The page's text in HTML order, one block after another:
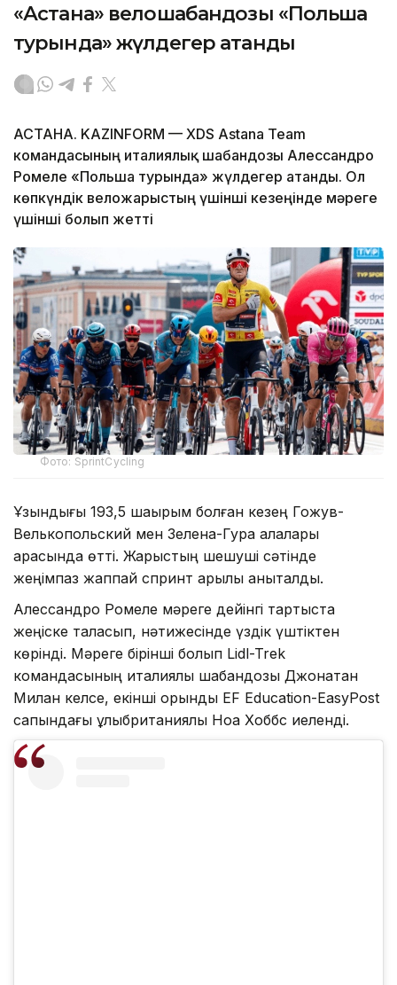
«Астана» велошабандозы «Польша
турында» жүлдегер атанды
АСТАНА. KAZINFORM — XDS Astana Team
командасының италиялық шабандозы Алессандро
Ромеле «Польша турында» жүлдегер атанды. Ол
көпкүндік веложарыстың үшінші кезеңінде мәреге
үшінші болып жетті
Фото: SprintCycling
Ұзындығы 193,5 шақырым болған кезең Гожув-
Велькопольский мен Зелена-Гура қалалары
арасында өтті. Жарыстың шешуші сәтінде
жеңімпаз жаппай спринт арқылы анықталды.
Алессандро Ромеле мәреге дейінгі тартыста
жеңіске таласып, нәтижесінде үздік үштіктен
көрінді. Мәреге бірінші болып Lidl-Trek
командасының италиялық шабандозы Джонатан
Милан келсе, екінші орынды EF Education-EasyPost
сапындағы ұлыбританиялық Ноа Хоббс иеленді.